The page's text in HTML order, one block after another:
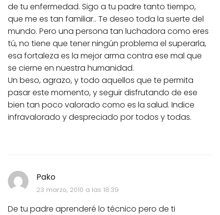
de tu enfermedad. Sigo a tu padre tanto tiempo,
que me es tan familiar.. Te deseo toda la suerte del
mundo. Pero una persona tan luchadora como eres
tú, no tiene que tener ningún problema el superarla,
esa fortaleza es la mejor arma contra ese mal que
se cierne en nuestra humanidad.
Un beso, agrazo, y todo aquellos que te permita
pasar este momento, y seguir disfrutando de ese
bien tan poco valorado como es la salud. Indice
infravalorado y despreciado por todos y todas.
Pako
23 marzo, 2010 a las 18:39
De tu padre aprenderé lo técnico pero de ti